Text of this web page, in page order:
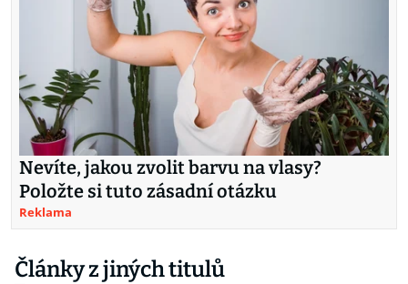
Nevíte, jakou zvolit barvu na vlasy?
Položte si tuto zásadní otázku
Reklama
Články z jiných titulů